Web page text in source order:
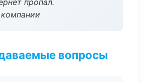
пропал.
вопросы